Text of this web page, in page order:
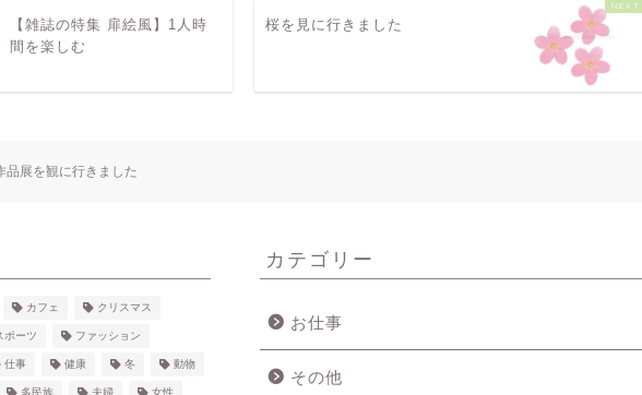
【雑誌の特集 扉絵風】1人時
間を楽しむ
桜を見に行きました
品展を観に行きました
カフェ クリスマス
ポーツ ファッション
仕事 健康 冬 動物
カテゴリー
お仕事
その他